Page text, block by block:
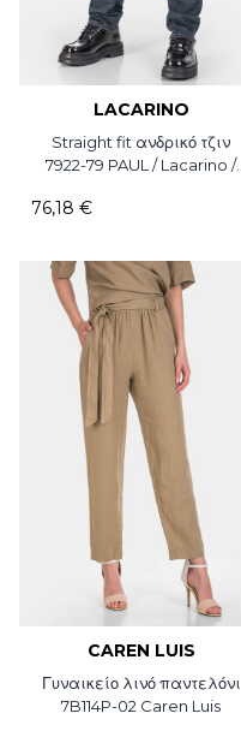
LACARINO
Straight fit ανδρικό τζιν
7922-79 PAUL / Lacarino /
76,18 €
CAREN LUIS
Γυναικείο λινό παντελόνι
7B114P-02 Caren Luis